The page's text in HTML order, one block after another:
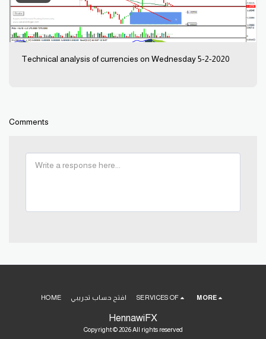
Technical analysis of currencies on Wednesday 5-2-2020
Comments
HennawiFX
Copyright © 2026 All rights reserved
HOME افتح حساب تجريبي SERVICES OF MORE